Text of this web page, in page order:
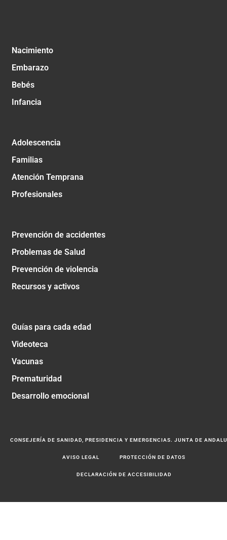
Nacimiento
Embarazo
Bebés
Infancia
Adolescencia
Familias
Atención Temprana
Profesionales
Prevención de accidentes
Problemas de Salud
Prevención de violencia
Recursos y activos
Guías para cada edad
Videoteca
Vacunas
Prematuridad
Desarrollo emocional
CONSEJERÍA DE SANIDAD, PRESIDENCIA Y EMERGENCIAS. JUNTA DE
AVISO LEGAL PROTECCIÓN DE DATOS
DECLARACIÓN DE ACCESIBILIDAD